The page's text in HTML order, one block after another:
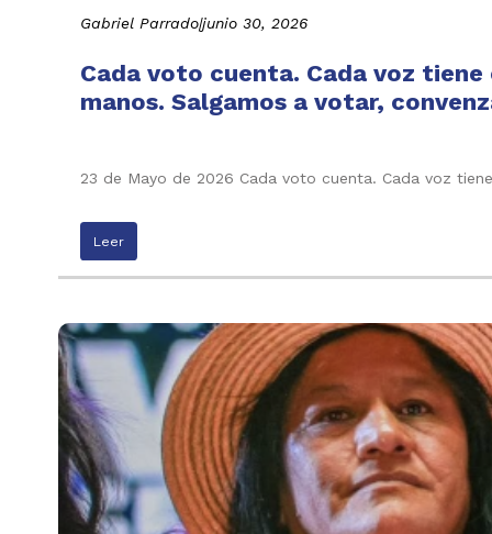
Gabriel Parrado|junio 30, 2026
Cada voto cuenta. Cada voz
manos. Salgamos a votar,
23 de Mayo de 2026 Cada voto cuenta. Cada voz
Leer